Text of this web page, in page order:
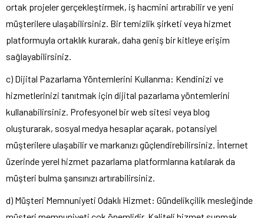
ortak projeler gerçekleştirmek, iş hacmini artırabilir ve yeni
müşterilere ulaşabilirsiniz. Bir temizlik şirketi veya hizmet
platformuyla ortaklık kurarak, daha geniş bir kitleye erişim
sağlayabilirsiniz.
c) Dijital Pazarlama Yöntemlerini Kullanma: Kendinizi ve
hizmetlerinizi tanıtmak için dijital pazarlama yöntemlerini
kullanabilirsiniz. Profesyonel bir web sitesi veya blog
oluşturarak, sosyal medya hesaplar açarak, potansiyel
müşterilere ulaşabilir ve markanızı güçlendirebilirsiniz. İnternet
üzerinde yerel hizmet pazarlama platformlarına katılarak da
müşteri bulma şansınızı artırabilirsiniz.
d) Müşteri Memnuniyeti Odaklı Hizmet: Gündelikçilik mesleğinde